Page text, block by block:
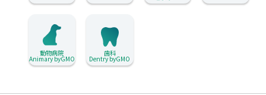
動物病院
Animary byGMO
歯科
Dentry byGMO